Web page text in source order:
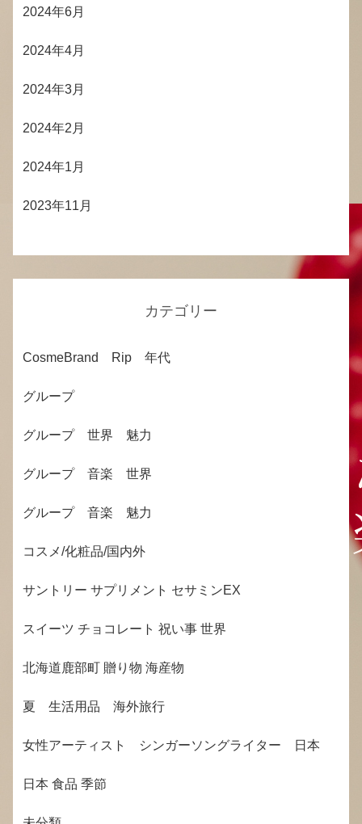
2024年6月
2024年4月
2024年3月
2024年2月
2024年1月
2023年11月
カテゴリー
CosmeBrand Rip 年代
グループ
グループ 世界 魅力
グループ 音楽 世界
グループ 音楽 魅力
コスメ/化粧品/国内外
サントリー サプリメント セサミンEX
スイーツ チョコレート 祝い事 世界
北海道鹿部町 贈り物 海産物
夏 生活用品 海外旅行
女性アーティスト シンガーソングライター 日本
日本 食品 季節